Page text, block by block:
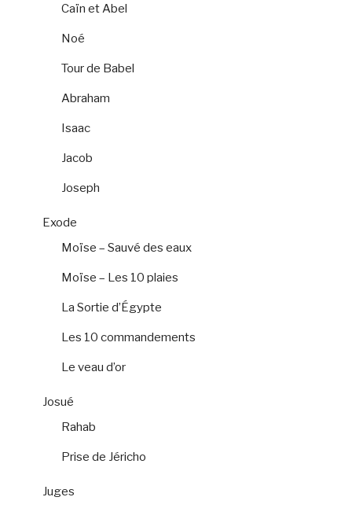
Caïn et Abel
Noé
Tour de Babel
Abraham
Isaac
Jacob
Joseph
Exode
Moïse – Sauvé des eaux
Moïse – Les 10 plaies
La Sortie d’Égypte
Les 10 commandements
Le veau d’or
Josué
Rahab
Prise de Jéricho
Juges